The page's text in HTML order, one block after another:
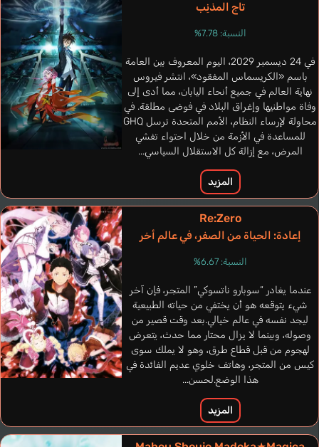
Maia Melissa
Clark Allegra
إنجليزي
Estella
Hikasa Youko
Ramos Amanda
برتغالي
Harlacher Erika
González Desireé
إسباني
تاج المذنِب
النسبة: 7.78%
في 24 ديسمبر 2029، اليوم المعروف بين العامة
باسم «الكريسماس المفقود»، انتشر فيروس
نهاية العالم في جميع أنحاء اليابان، مما أدى إلى
وفاة مواطنيها وإغراق البلاد في فوضى مطلقة. في
محاولة لإرساء النظام، الأمم المتحدة ترسل GHQ
للمساعدة في الأزمة من خلال احتواء تفشي
المرض، مع إزالة كل الاستقلال السياسي...
المزيد
Re:Zero
إعادة: الحياة من الصفر، في عالم أخر
النسبة: 6.67%
عندما يغادر “سوبارو ناتسوكي” المتجر، فإن آخر
شيء يتوقعه هو أن يختفي من حياته الطبيعية
ليجد نفسه في عالم خيالي.بعد وقت قصير من
وصوله، وبينما لا يزال محتار مما حدث، يتعرض
لهجوم من قبل قطاع طرق، وهو لا يملك سوى
كيس من المتجر، وهاتف خلوي عديم الفائدة في
هذا الوضع.لحسن...
المزيد